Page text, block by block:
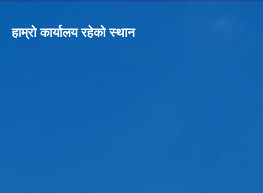
हाम्रो कार्यालय रहेको स्थान